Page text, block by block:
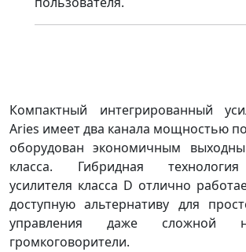
Компактный интегрированный
Aries имеет два канала мощностью
оборудован экономичным
класса. Гибридная
усилителя класса D отлично
доступную альтернативу для
управления даже сложной
громкоговорители.